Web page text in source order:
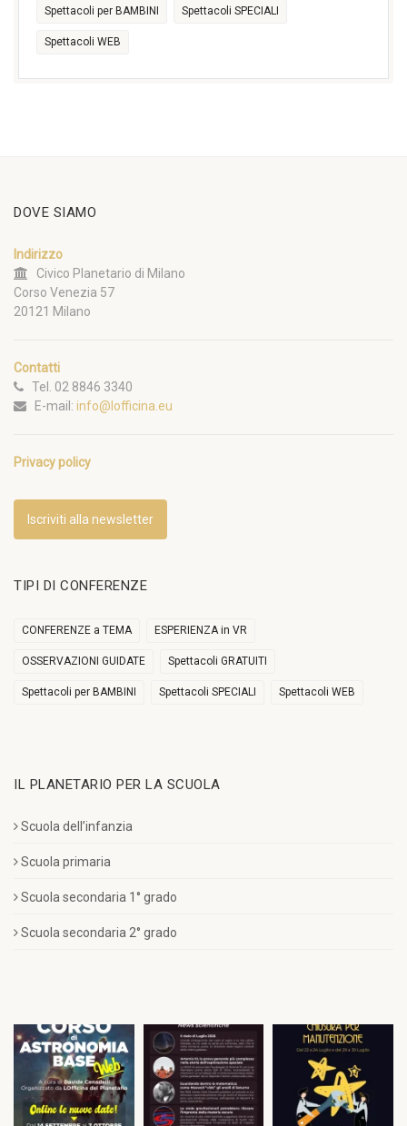
Spettacoli per BAMBINI Spettacoli SPECIALI
Spettacoli WEB
DOVE SIAMO
Indirizzo
Civico Planetario di Milano
Corso Venezia 57
20121 Milano
Contatti
Tel. 02 8846 3340
E-mail: info@lofficina.eu
Privacy policy
Iscriviti alla newsletter
TIPI DI CONFERENZE
CONFERENZE a TEMA ESPERIENZA in VR
OSSERVAZIONI GUIDATE Spettacoli GRATUITI
Spettacoli per BAMBINI Spettacoli SPECIALI Spettacoli WEB
IL PLANETARIO PER LA SCUOLA
Scuola dell’infanzia
Scuola primaria
Scuola secondaria 1° grado
Scuola secondaria 2° grado